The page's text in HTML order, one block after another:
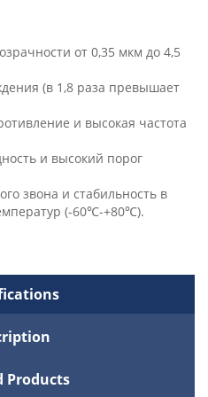
от 0,35 мкм до 4,5
(в 1,8 раза превышает
и высокая частота
и высокий порог
звона и стабильность в
(-60℃-+80℃).
Products